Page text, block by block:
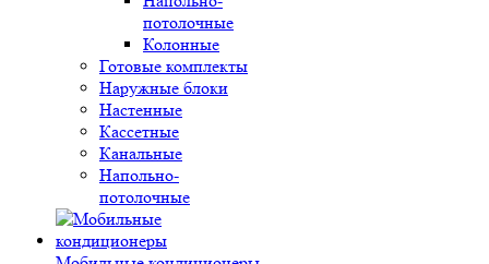
потолочные
Колонные
Готовые комплекты
Наружные блоки
Настенные
Кассетные
Канальные
Напольно-
потолочные